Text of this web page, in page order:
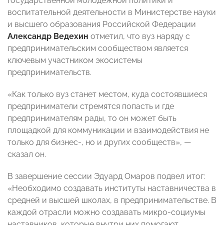
воспитательной деятельности в Министерстве науки
и высшего образования Российской Федерации
Александр Ведехин отметил, что вуз наряду с
предпринимательским сообществом является
ключевым участником экосистемы
предпринимательств.
«Как только вуз станет местом, куда состоявшиеся
предприниматели стремятся попасть и где
предпринимателям рады, то он может быть
площадкой для коммуникации и взаимодействия не
только для бизнес-, но и других сообществ», —
сказал он.
В завершение сессии Эдуард Омаров подвел итог:
«Необходимо создавать институты наставничества в
средней и высшей школах, в предпринимательстве. В
каждой отрасли можно создавать микро-социумы